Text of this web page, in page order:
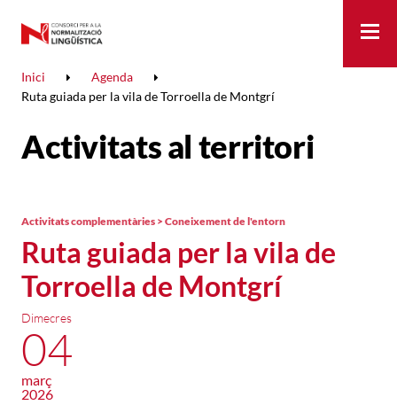
Inici
Agenda
Ruta guiada per la vila de Torroella de Montgrí
Activitats al territori
Ruta guiada per la vila de
Torroella de Montgrí
Activitats complementàries > Coneixement de l'entorn
Dimecres
04
març
2026